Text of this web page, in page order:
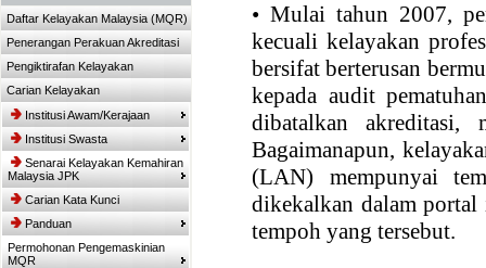
Daftar Kelayakan Malaysia (MQR)
Penerangan Perakuan Akreditasi
Pengiktirafan Kelayakan
Carian Kelayakan
Institusi Awam/Kerajaan
Institusi Swasta
Senarai Kelayakan Kemahiran
Malaysia JPK
Carian Kata Kunci
Panduan
Permohonan Pengemaskinian
MQR
• Mulai tahun 2007,
kecuali kelayakan
bersifat berterusan
kepada audit
dibatalkan akreditasi,
Bagaimanapun,
(LAN) mempunyai
dikekalkan dalam portal
tempoh yang tersebut.